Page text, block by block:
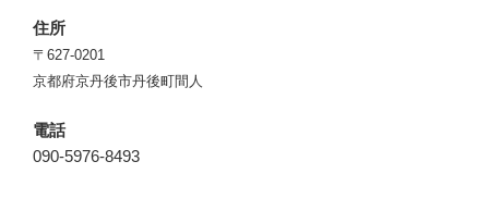
住所
〒627-0201
京都府京丹後市丹後町間人
電話
090-5976-8493